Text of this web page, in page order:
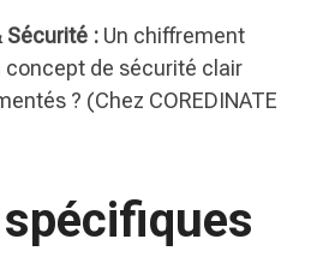
Sécurité : Un chiffrement
concept de sécurité clair
? (Chez COREDINATE